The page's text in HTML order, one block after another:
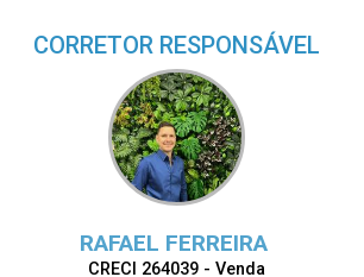
CORRETOR RESPONSÁVEL
RAFAEL FERREIRA
CRECI 264039 - Venda